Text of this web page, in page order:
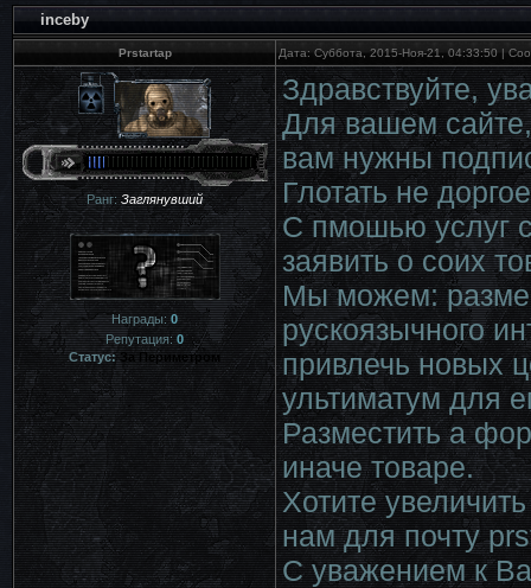
inceby
Prstartap Дата: Суббота, 2015-Ноя-21, 04:33:50 |
Ранг: Заглянувший
Награды: 0
Репутация: 0
Статус: За Периметром
Здравствуйте,
Для вашем сайте,
вам нужны
Глотать не
С пмошью услуг
заявить о соих
Мы можем:
рускоязычного
привлечь новых
ультиматум для
Разместить а
иначе товаре.
Хотите
нам для почту
С уважением к